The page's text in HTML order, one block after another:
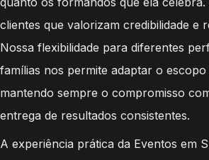
clientes que valorizam credibilidade e
Nossa flexibilidade para diferentes
famílias nos permite adaptar o
mantendo sempre o compromisso
entrega de resultados consistentes.
A experiência prática da Eventos em